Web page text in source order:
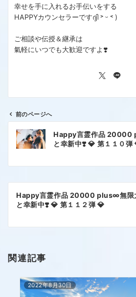
幸せを手に入れるお手伝いをする
HAPPYカウンセラーですദ്ദി ˃ ᵕ ˂ )
ご相談や伝授＆継承は
氣軽にいつでも大歓迎ですよ❣️
前のページへ
Happy言霊作品 20000
と幸新中❣️ 💎 第１１０弾
Happy言霊作品 20000 plus∞無限
と幸新中❣️ 💎 第１１２弾 💎
関連記事
2022年8月30日